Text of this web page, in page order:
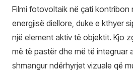
Filmi fotovoltaik në çati kontribon
energjisë diellore, duke e kthyer
një element aktiv të objektit. Kjo
më të pastër dhe më të integruar
shmangur ndërhyrjet vizuale që